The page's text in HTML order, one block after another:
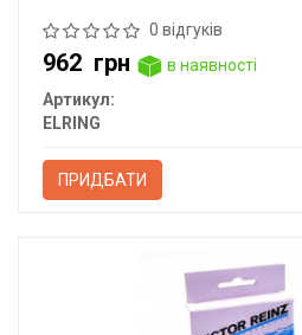
0 відгуків
962 грн
в наявності
Артикул:
ELRING
ПРИДБАТИ